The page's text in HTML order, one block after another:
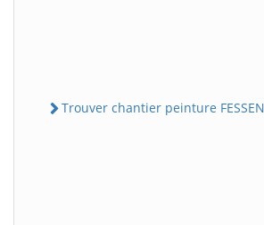
Trouver chantier peinture